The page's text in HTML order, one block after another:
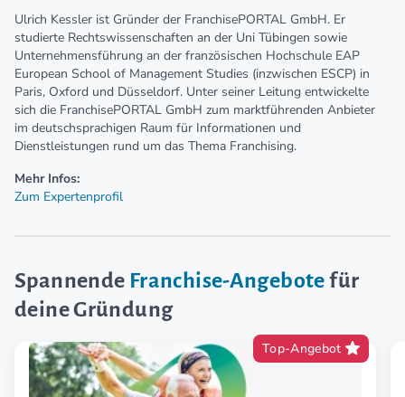
Ulrich Kessler ist Gründer der FranchisePORTAL GmbH. Er
studierte Rechtswissenschaften an der Uni Tübingen sowie
Unternehmensführung an der französischen Hochschule EAP
European School of Management Studies (inzwischen ESCP) in
Paris, Oxford und Düsseldorf. Unter seiner Leitung entwickelte
sich die FranchisePORTAL GmbH zum marktführenden Anbieter
im deutschsprachigen Raum für Informationen und
Dienstleistungen rund um das Thema Franchising.
Mehr Infos:
Zum Expertenprofil
Spannende Franchise-Angebotefür
deine Gründung
Top-Angebot